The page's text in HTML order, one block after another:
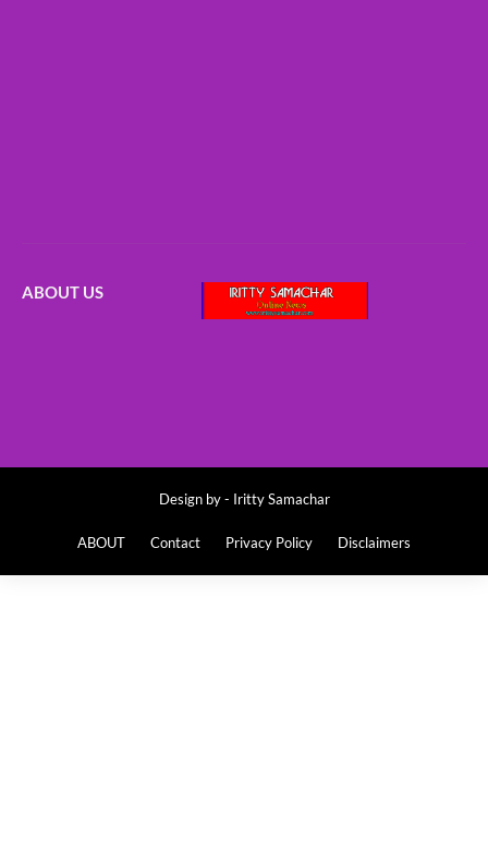
ABOUT US
Design by - Iritty Samachar
ABOUT Contact Privacy Policy Disclaimers